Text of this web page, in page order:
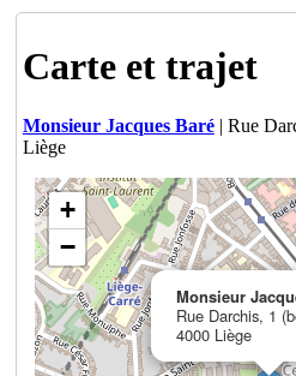
Carte et trajet
Monsieur Jacques Baré| Rue
Liège
Monsieur
Rue Darchis, 1
4000 Liège
+
−